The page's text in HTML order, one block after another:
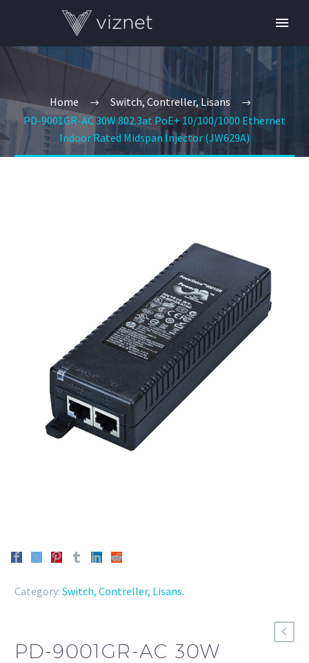
Home
Switch, Contreller, Lisans
PD-9001GR-AC 30W 802.3at PoE+ 10/100/1000 Ethernet
Indoor Rated Midspan Injector (JW629A)
Category: Switch, Contreller, Lisans.
PD-9001GR-AC 30W